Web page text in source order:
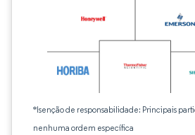
*Isenção de responsabilidade: Principais
nenhuma ordem específica